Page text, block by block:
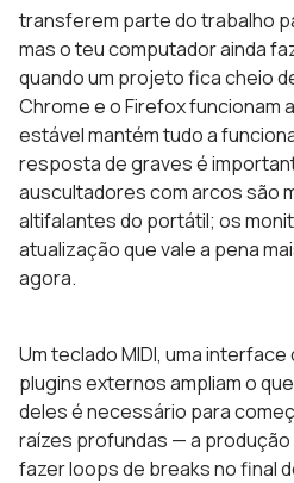
transferem parte do trabalho
mas o teu computador ainda
quando um projeto fica cheio
Chrome e o Firefox funcionam
estável mantém tudo a
resposta de graves é
auscultadores com arcos são
altifalantes do portátil; os
atualização que vale a pena
agora.
Um teclado MIDI, uma
plugins externos ampliam o
deles é necessário para
raízes profundas — a produção
fazer loops de breaks no final